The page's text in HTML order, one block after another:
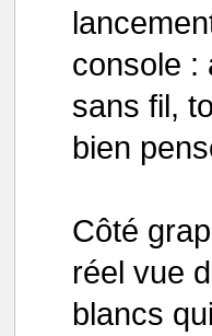
console :
sans fil,
bien
Côté
réel vue
blancs